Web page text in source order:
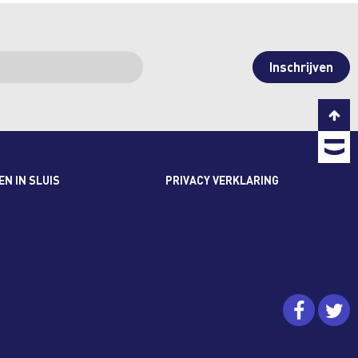
IN SLUIS PRIVACY VERKLARING